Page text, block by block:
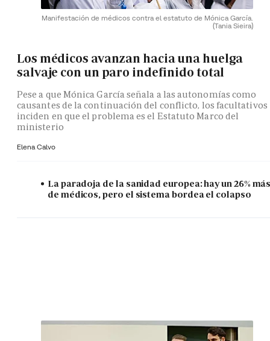
Manifestación de médicos contra el estatuto de Mónica García.
(Tania Sieira)
Los médicos avanzan hacia una huelga
salvaje con un paro indefinido total
Pese a que Mónica García señala a las autonomías como
causantes de la continuación del conflicto, los facultativos
inciden en que el problema es el Estatuto Marco del
ministerio
Elena Calvo
La paradoja de la sanidad europea: hay un 26%
de médicos, pero el sistema bordea el colapso